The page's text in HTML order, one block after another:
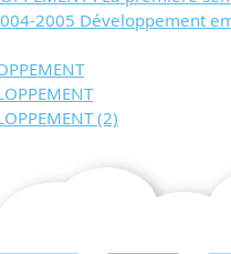
2004-2005
(2)